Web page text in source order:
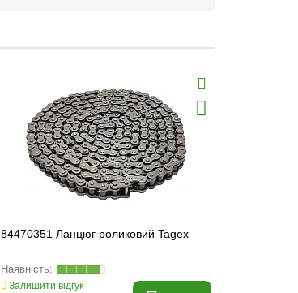
84470351 Ланцюг роликовий Tagex
Залишити відгук